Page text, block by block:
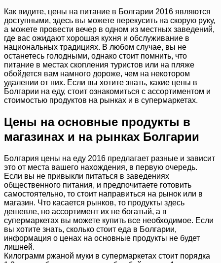
Как видите, цены на питание в Болгарии 2016 являются
доступными, здесь вы можете перекусить на скорую руку,
а можете провести вечер в одном из местных заведений,
где вас ожидают хорошая кухня и обслуживание в
национальных традициях. В любом случае, вы не
останетесь голодными, однако стоит помнить, что
питание в местах скопления туристов или на пляже
обойдется вам намного дороже, чем на некотором
удалении от них. Если вы хотите знать, какие цены в
Болгарии на еду, стоит ознакомиться с ассортиментом и
стоимостью продуктов на рынках и в супермаркетах.
Цены на основные продукты в
магазинах и на рынках Болгарии
Болгария цены на еду 2016 предлагает разные и зависит
это от места вашего нахождения, в первую очередь.
Если вы не привыкли питаться в заведениях
общественного питания, и предпочитаете готовить
самостоятельно, то стоит направиться на рынок или в
магазин. Что касается рынков, то продукты здесь
дешевле, но ассортимент их не богатый, а в
супермаркетах вы можете купить все необходимое. Если
вы хотите знать, сколько стоит еда в Болгарии,
информация о ценах на основные продукты не будет
лишней.
Килограмм ржаной муки в супермаркетах стоит порядка